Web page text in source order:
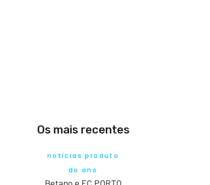
Os mais recentes
notícias produto
do ano
Betano e FC PORTO